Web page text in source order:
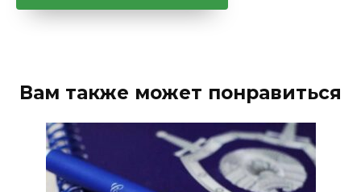
Вам также может понравиться